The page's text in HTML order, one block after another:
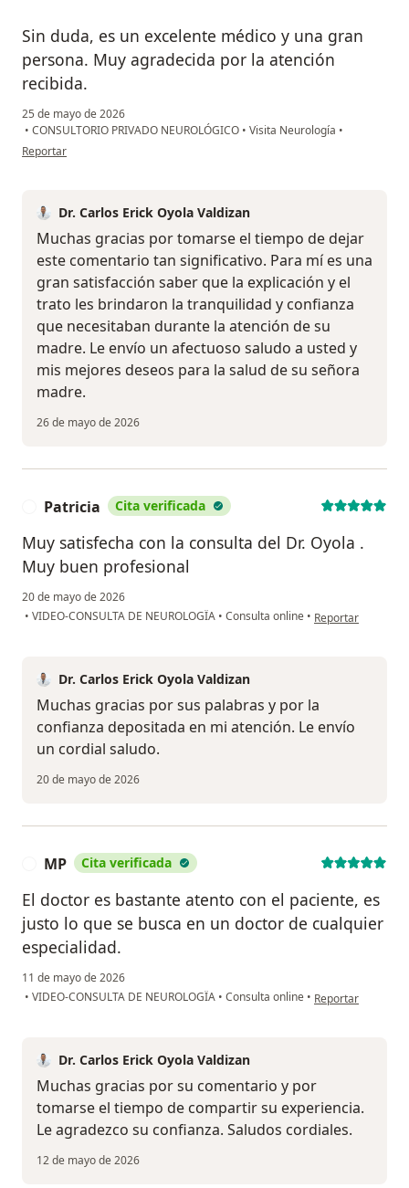
Sin duda, es un excelente médico y una gran
persona. Muy agradecida por la atención
recibida.
25 de mayo de 2026
• CONSULTORIO PRIVADO NEUROLÓGICO • Visita Neurología •
en opinión del usuario Jackelyn Yupan
Reportar
Dr. Carlos Erick Oyola Valdizan
Muchas gracias por tomarse el tiempo de dejar
este comentario tan significativo. Para mí es una
gran satisfacción saber que la explicación y el
trato les brindaron la tranquilidad y confianza
que necesitaban durante la atención de su
madre. Le envío un afectuoso saludo a usted y
mis mejores deseos para la salud de su señora
madre.
26 de mayo de 2026
Patricia Cita verificada
Muy satisfecha con la consulta del Dr. Oyola .
Muy buen profesional
20 de mayo de 2026
• VIDEO-CONSULTA DE NEUROLOGÏA • Consulta online • en opinión del
Reportar
Dr. Carlos Erick Oyola Valdizan
Muchas gracias por sus palabras y por la
confianza depositada en mi atención. Le envío
un cordial saludo.
20 de mayo de 2026
MP Cita verificada
El doctor es bastante atento con el paciente, es
justo lo que se busca en un doctor de cualquier
especialidad.
11 de mayo de 2026
• VIDEO-CONSULTA DE NEUROLOGÏA • Consulta online • en opinión del
Reportar
Dr. Carlos Erick Oyola Valdizan
Muchas gracias por su comentario y por
tomarse el tiempo de compartir su experiencia.
Le agradezco su confianza. Saludos cordiales.
12 de mayo de 2026